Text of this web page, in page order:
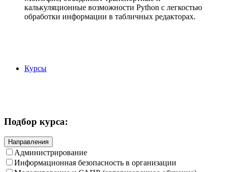
калькуляционные возможности Python c легкостью
обработки информации в табличных редакторах.
Курсы
Подбор курса:
Направления
Администрирование
Информационная безопасность в организации